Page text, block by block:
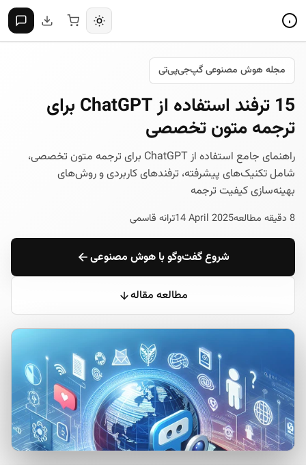
مجله هوش مصنوعی گپ‌جی‌پی‌تی
15 ترفند استفاده از ChatGPT برای
ترجمه متون تخصصی
راهنمای جامع استفاده از ChatGPT برای ترجمه متون تخصصی،
شامل تکنیک‌های پیشرفته، ترفندهای کاربردی و روش‌های
بهینه‌سازی کیفیت ترجمه
8 دقیقه مطالعه 14 April 2025ترانه قاسمی
شروع گفت‌وگو با هوش مصنوعی
مطالعه مقاله